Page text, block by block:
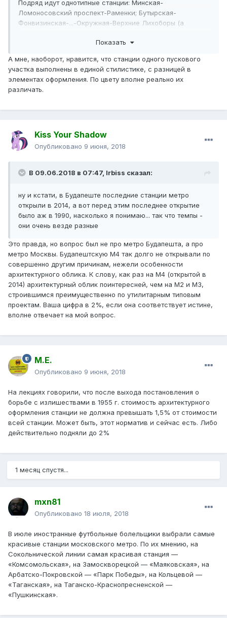
Подряд идут однотипные станции: Минская-
Ломоносовский проспект-Раменки; Бутырская-
Фонвизинская-...-Окружная-Верхние Лихоборы (а
Петропарк-ЦСКА-Хоршёвская-Шелепиха.
приятнее, и ориентироваться...
Показать
А мне, наоборот, нравится, что станции одного пускового
участка выполнены в единой стилистике, с разницей в
элементах оформления. По цвету вполне реально их
различать.
Kiss Your Shadow
Опубликовано 9 июня, 2018
В 09.06.2018 в 07:47, Irbiss сказал:
ну и кстати, в Будапеште последние станции метро
открыли в 2014, а вот перед этим последнее открытие
было аж в 1990, насколько я понимаю... так что темпы -
они очень везде разные
Это правда, но вопрос был не про метро Будапешта, а про
метро Москвы. Будапештскую М4 так долго не открывали по
совершенно другим причинам, нежели особенности
архитектурного облика. К слову, как раз на М4 (открытой в
2014) архитектурный облик поинтересней, чем на М2 и М3,
строившимся преимущественно по утилитарным типовым
проектам. Ваша цифра в 2%, если она соответствует истине,
вполне отвечает на мой вопрос.
М.Е.
Опубликовано 9 июня, 2018
На лекциях говорили, что после выхода постановления о
борьбе с излишествами в 1955 г. стоимость архитектурного
оформления станции не должна превышать 1,5% от стоимости
всей станции. Может быть, этот норматив и сейчас есть. Либо
действительно подняли до 2%
1 месяц спустя...
mxn81
Опубликовано 18 июля, 2018
В июле иностранные футбольные болельщики выбрали самые
красивые станции московского метро. По их мнению, на
Сокольнической линии самая красивая станция —
«Комсомольская», на Замоскворецкой — «Маяковская», на
Арбатско-Покровской — «Парк Победы», на Кольцевой —
«Таганская», на Таганско-Краснопресненской —
«Пушкинская».